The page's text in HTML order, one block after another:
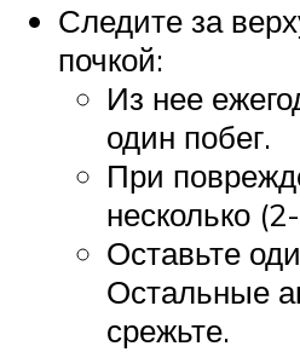
Следите за
почкой:
Из нее
один побег.
При
несколько
Оставьте
Остальные
срежьте.